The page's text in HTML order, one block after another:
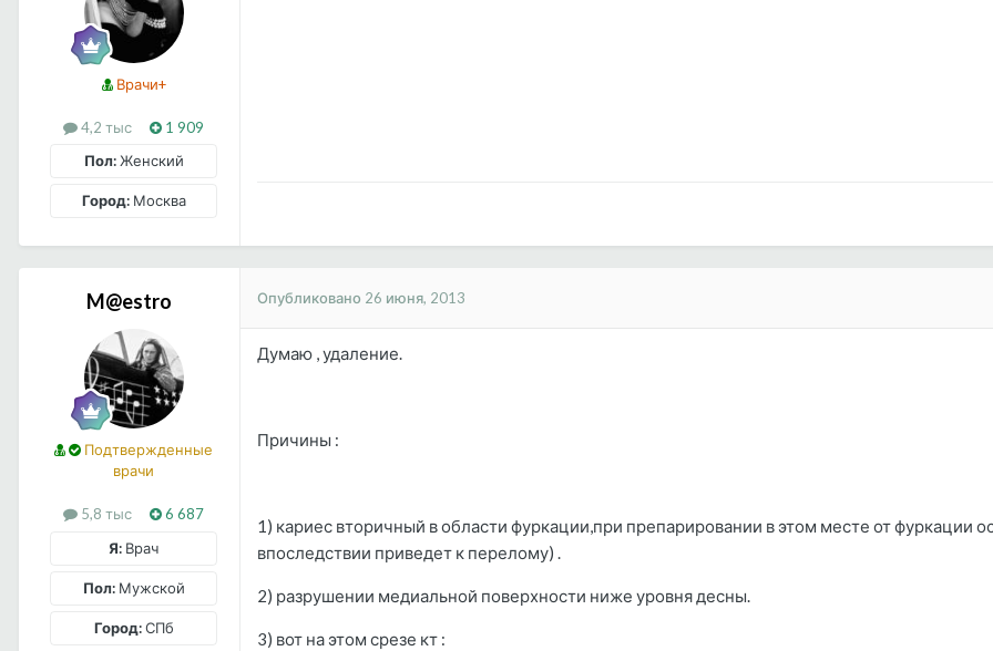
Врачи+
4,2 тыс
1 909
Пол:Женский
Город:Москва
M@estro
Подтвержденные
врачи
5,8 тыс
6 687
Я: Врач
Пол:Мужской
Город:СПб
Опубликовано 26 июня, 2013
Думаю , удаление.
Причины :
1) кариес вторичный в области фуркации,при препарировании в этом месте от фуркации
впоследствии приведет к перелому) .
2) разрушении медиальной поверхности ниже уровня десны.
3) вот на этом срезе кт :